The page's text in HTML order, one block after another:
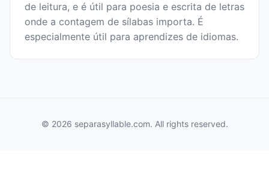
de leitura, e é útil para poesia e escrita de letras
onde a contagem de sílabas importa. É
especialmente útil para aprendizes de idiomas.
© 2026 separasyllable.com. All rights reserved.